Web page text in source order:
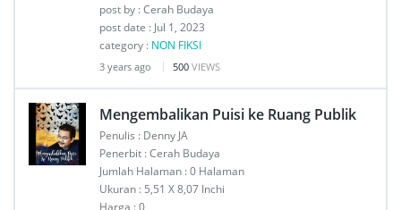
post by : Cerah Budaya
post date : Jul 1, 2023
category : NON FIKSI
3 years ago 500 VIEWS
Mengembalikan Puisi ke Ruang Publik
Penulis : Denny JA
Penerbit : Cerah Budaya
Jumlah Halaman : 0 Halaman
Ukuran : 5,51 X 8,07 Inchi
Harga : 0